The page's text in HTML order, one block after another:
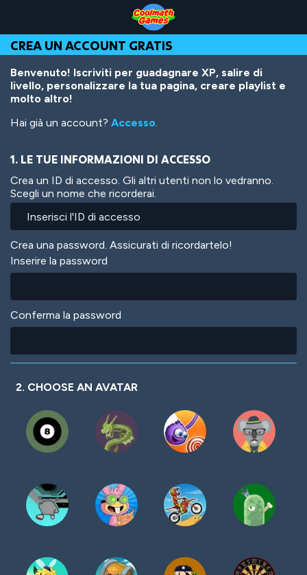
Top
of
Page
Navigation
Main
Content
Footer
contenuto
principale
CREA UN ACCOUNT GRATIS
Benvenuto! Iscriviti per guadagnare XP, salire di
livello, personalizzare la tua pagina, creare playlist e
molto altro!
Hai già un account? Accesso.
1. LE TUE INFORMAZIONI DI ACCESSO
Crea un ID di accesso. Gli altri utenti non lo vedranno.
Scegli un nome che ricorderai.
Crea una password. Assicurati di ricordartelo!
Inserire la password
Conferma la password
2. CHOOSE AN AVATAR